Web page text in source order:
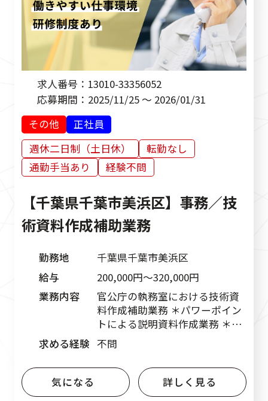
求人番号： 13010-33356052
応募期間： 2025/11/25 ～ 2026/01/31
その他
正社員
週休二日制（土日休）
転勤なし
通勤手当あり
経験不問
【千葉県千葉市美浜区】事務／技
術資料作成補助業務
勤務地
千葉県千葉市美浜区
給与
200,000円〜320,000円
業務内容
官公庁の執務室における技術資
料作成補助業務 ＊パワーポイン
トによる説明資料作成業務 ＊数
量計算のチェック ＊ＣＡＤデー
タの簡単な修正業務 （ＣＡＤ
経験ない方は入社後、ＯＪＴで
教えます） ＊各種データの取り
まとめ
求める経験 不問
気になる 詳しく見る